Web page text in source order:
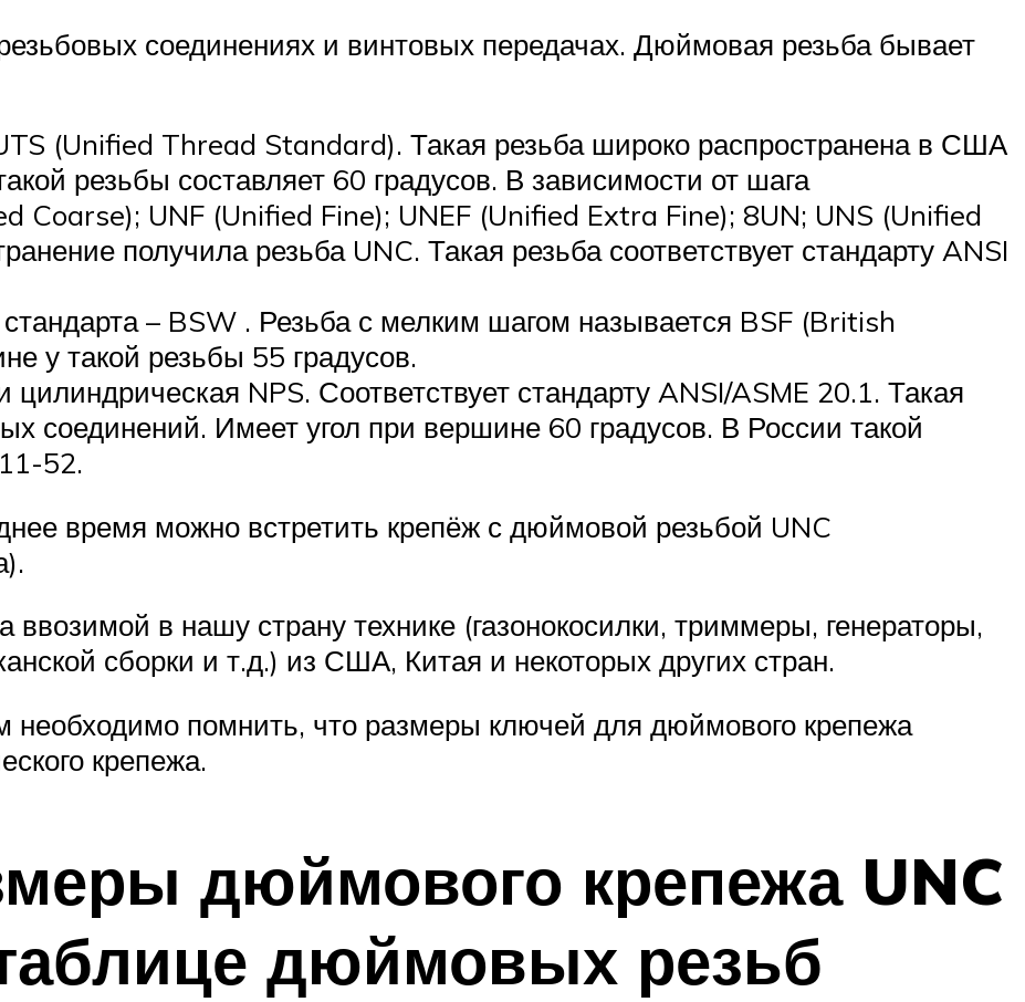
соединениях и винтовых передачах. Дюймовая резьба бывает
(Unified Thread Standard). Такая резьба широко распространена в США
резьбы составляет 60 градусов. В зависимости от шага
Coarse); UNF (Unified Fine); UNEF (Unified Extra Fine); 8UN; UNS (Unified
получила резьба UNC. Такая резьба соответствует стандарту ANSI
– BSW . Резьба с мелким шагом называется BSF (British
у такой резьбы 55 градусов.
NPS. Соответствует стандарту ANSI/ASME 20.1. Такая
соединений. Имеет угол при вершине 60 градусов. В России такой
52.
время можно встретить крепёж с дюймовой резьбой UNC
ввозимой в нашу страну технике (газонокосилки, триммеры, генераторы,
сборки и т.д.) из США, Китая и некоторых других стран.
помнить, что размеры ключей для дюймового крепежа
крепежа.
дюймового крепежа UNC
дюймовых резьб